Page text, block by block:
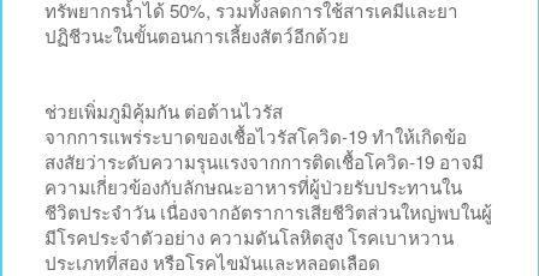
ทรัพยากรน้ำได้ 50%, รวมทั้งลดการใช้สารเคมีและยา
ปฏิชีวนะในขั้นตอนการเลี้ยงสัตว์อีกด้วย
ช่วยเพิ่มภูมิคุ้มกัน ต่อต้านไวรัส
จากการแพร่ระบาดของเชื้อไวรัสโควิด-19 ทำให้เกิดข้อ
สงสัยว่าระดับความรุนแรงจากการติดเชื้อโควิด-19 อาจมี
ความเกี่ยวข้องกับลักษณะอาหารที่ผู้ป่วยรับประทานใน
ชีวิตประจำวัน เนื่องจากอัตราการเสียชีวิตส่วนใหญ่พบในผู้
มีโรคประจำตัวอย่าง ความดันโลหิตสูง โรคเบาหวาน
ประเภทที่สอง หรือโรคไขมันและหลอดเลือด